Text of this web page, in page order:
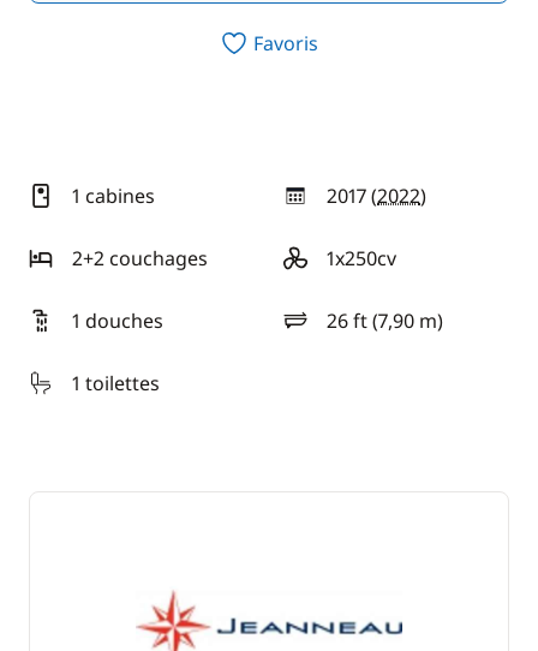
Favoris
1 cabines 2017 (2022)
année
2+2 couchages
1x250cv
motorisation
1 douches
26 ft (7,90 m)
longueur
1 toilettes